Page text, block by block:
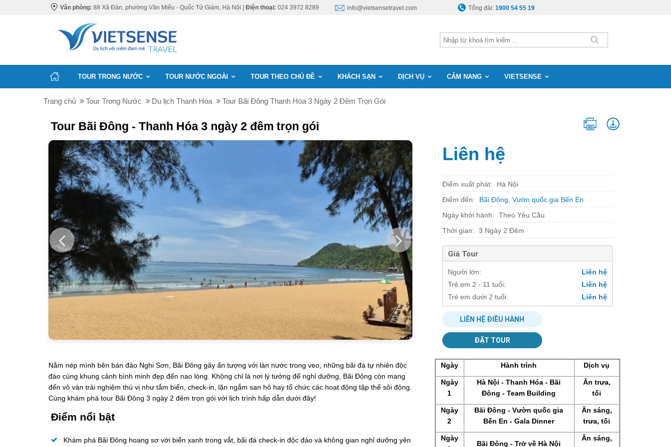
Văn phòng: 88 Xã Đàn, phường Văn Miếu - Quốc Tử Giám, Hà Nội | Điện thoại: 024 3972 8289 info@vietsensetravel.com Tổng đài:1900 54 55 19
TOUR TRONG NƯỚC TOUR NƯỚC NGOÀI TOUR THEO CHỦ ĐỀ KHÁCH SẠN DỊCH VỤ CẨM NANG VIETSENSE
Trang chủ Tour Trong Nước Du lịch Thanh Hóa Tour Bãi Đông Thanh Hóa 3 Ngày 2 Đêm Trọn Gói
Tour Bãi Đông - Thanh Hóa 3 ngày 2 đêm trọn gói
Nằm nép mình bên bán đảo Nghi Sơn, Bãi Đông gây ấn tượng với làn nước trong veo, những bãi đá tự nhiên độc
đáo cùng khung cảnh bình minh đẹp đến nao lòng. Không chỉ là nơi lý tưởng để nghỉ dưỡng, Bãi Đông còn mang
đến vô vàn trải nghiệm thú vị như tắm biển, check-in, lặn ngắm san hô hay tổ chức các hoạt động tập thể sôi động.
Cùng khám phá tour Bãi Đông 3 ngày 2 đêm trọn gói với lịch trình hấp dẫn dưới đây!
Điểm nổi bật
Khám phá Bãi Đông hoang sơ với biển xanh trong vắt, bãi đá check-in độc đáo và không gian nghỉ dưỡng yên
Liên hệ
Điểm xuất phát:
Hà Nội
Điểm đến:
Bãi Đông Vườn quốc gia Bến En
Ngày khởi hành:
Theo Yêu Cầu
Thời gian:
3 Ngày 2 Đêm
Giá Tour
Người lớn:
Liên hệ
Trẻ em 2 - 11 tuổi:
Liên hệ
Trẻ em dưới 2 tuổi:
Liên hệ
LIÊN HỆ ĐIỀU HÀNH
ĐẶT TOUR
Ngày Hành trình Dịch vụ
Ngày
1
Hà Nội - Thanh Hóa - Bãi
Đông - Team Building
Ăn trưa,
tối
Ngày
2
Bãi Đông - Vườn quốc gia
Bến En - Gala Dinner
Ăn sáng,
trưa, tối
Ngày
Bãi Đông - Trở về Hà Nội
Ăn sáng,